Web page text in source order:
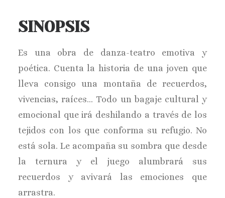
SINOPSIS
Es una obra de danza-teatro emotiva y
poética. Cuenta la historia de una joven que
lleva consigo una montaña de recuerdos,
vivencias, raíces… Todo un bagaje cultural y
emocional que irá deshilando a través de los
tejidos con los que conforma su refugio. No
está sola. Le acompaña su sombra que desde
la ternura y el juego alumbrará sus
recuerdos y avivará las emociones que
arrastra.